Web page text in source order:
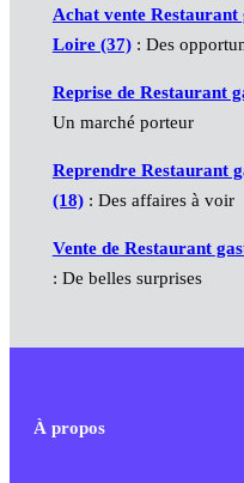
Achat vente
Loire (37): Des
Reprise de Restaurant
Un marché porteur
Reprendre Restaurant
(18): Des affaires à voir
Vente de Restaurant
: De belles surprises
À propos